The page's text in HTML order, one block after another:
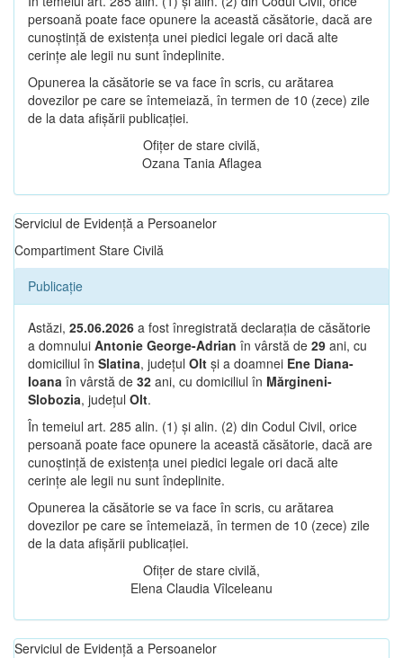
persoană poate face opunere la această căsătorie, dacă are
cunoștință de existența unei piedici legale ori dacă alte
cerințe ale legii nu sunt îndeplinite.
Opunerea la căsătorie se va face în scris, cu arătarea
dovezilor pe care se întemeiază, în termen de 10 (zece) zile
de la data afișării publicației.
Ofițer de stare civilă,
Ozana Tania Aflagea
Serviciul de Evidență a Persoanelor
Compartiment Stare Civilă
Publicație
Astăzi, 25.06.2026 a fost înregistrată declarația de căsătorie
a domnului Antonie George-Adrian în vârstă de 29 ani, cu
domiciliul în Slatina, județul Olt și a doamnei Ene Diana-
Ioana în vârstă de 32 ani, cu domiciliul în Mărgineni-
Slobozia, județul Olt.
În temeiul art. 285 alin. (1) și alin. (2) din Codul Civil, orice
persoană poate face opunere la această căsătorie, dacă are
cunoștință de existența unei piedici legale ori dacă alte
cerințe ale legii nu sunt îndeplinite.
Opunerea la căsătorie se va face în scris, cu arătarea
dovezilor pe care se întemeiază, în termen de 10 (zece) zile
de la data afișării publicației.
Ofițer de stare civilă,
Elena Claudia Vîlceleanu
Serviciul de Evidență a Persoanelor